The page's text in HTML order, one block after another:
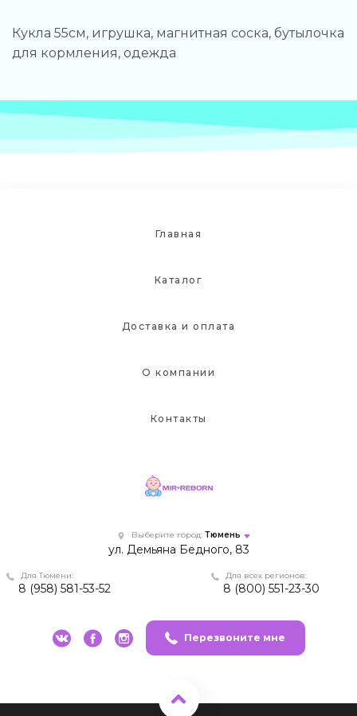
Кукла 55см, игрушка, магнитная соска, бутылочка
для кормления, одежда
Главная
Каталог
Доставка и оплата
О компании
Контакты
Выберите город: Тюмень
ул. Демьяна Бедного, 83
Для всех регионов:
8 (800) 551-23-30
Для Тюмени:
8 (958) 581-53-52
Перезвоните мне